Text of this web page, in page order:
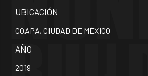
UBICACIÓN
COAPA, CIUDAD DE MÉXICO
AÑO
2019